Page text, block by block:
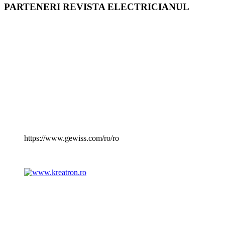
PARTENERI REVISTA ELECTRICIANUL
https://www.gewiss.com/ro/ro